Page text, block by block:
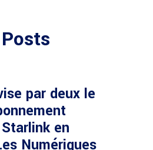
par deux le
en
Numériques